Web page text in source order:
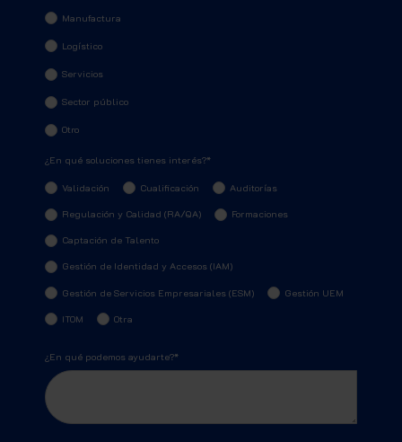
Manufactura
Logístico
Servicios
Sector público
Otro
¿En qué soluciones tienes interés?*
Validación Cualificación Auditorías
Regulación y Calidad (RA/QA) Formaciones
Captación de Talento
Gestión de Identidad y Accesos (IAM)
Gestión de Servicios Empresariales (ESM) Gestión UEM
ITOM Otra
¿En qué podemos ayudarte?*